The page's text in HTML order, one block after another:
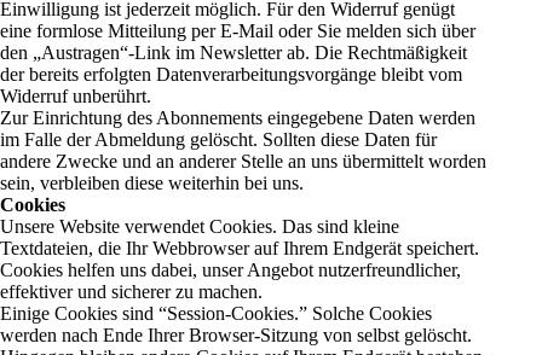
Einwilligung ist jederzeit möglich. Für den Widerruf genügt
eine formlose Mitteilung per E-Mail oder Sie melden sich über
den „Austragen“-Link im Newsletter ab. Die Rechtmäßigkeit
der bereits erfolgten Datenverarbeitungsvorgänge bleibt vom
Widerruf unberührt.
Zur Einrichtung des Abonnements eingegebene Daten werden
im Falle der Abmeldung gelöscht. Sollten diese Daten für
andere Zwecke und an anderer Stelle an uns übermittelt worden
sein, verbleiben diese weiterhin bei uns.
Cookies
Unsere Website verwendet Cookies. Das sind kleine
Textdateien, die Ihr Webbrowser auf Ihrem Endgerät speichert.
Cookies helfen uns dabei, unser Angebot nutzerfreundlicher,
effektiver und sicherer zu machen.
Einige Cookies sind “Session-Cookies.” Solche Cookies
werden nach Ende Ihrer Browser-Sitzung von selbst gelöscht.